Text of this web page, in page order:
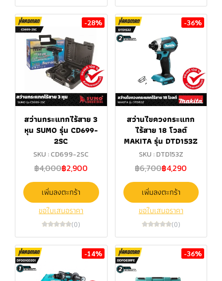
-28%
สว่านกระแทกไร้สาย 3
หุน SUMO รุ่น CD699-
2SC
SKU : CD699-2SC
฿4,000฿2,900
เพิ่มลงตะกร้า
ขอใบเสนอราคา
(0)
-36%
สว่านไขควงกระแทก
ไร้สาย 18 โวลต์
MAKITA รุ่น DTD153Z
SKU : DTD153Z
฿6,700฿4,290
เพิ่มลงตะกร้า
ขอใบเสนอราคา
(0)
-14% -36%